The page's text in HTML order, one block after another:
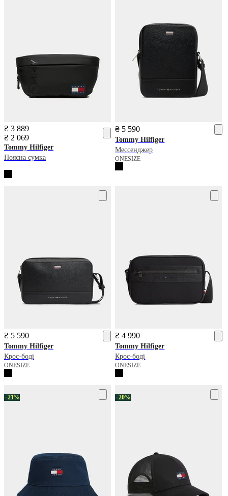
₴ 3 889
₴ 2 069
Tommy Hilfiger
Поясна сумка
₴ 5 590
Tommy Hilfiger
Мессенджер
ONESIZE
₴ 5 590
Tommy Hilfiger
Крос-боді
ONESIZE
₴ 4 990
Tommy Hilfiger
Крос-боді
ONESIZE
−21% −20%